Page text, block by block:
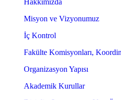
Hakkımızda
Misyon ve Vizyonumuz
İç Kontrol
Fakülte Komisyonları,
Organizasyon Yapısı
Akademik Kurullar